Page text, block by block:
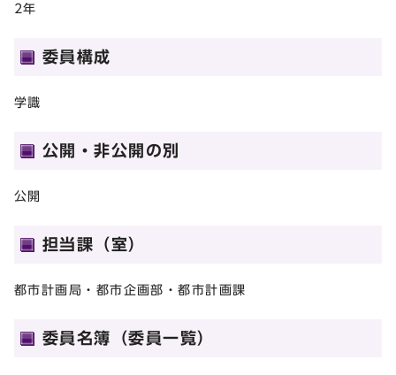
2年
委員構成
学識
公開・非公開の別
公開
担当課（室）
都市計画局・都市企画部・都市計画課
委員名簿（委員一覧）